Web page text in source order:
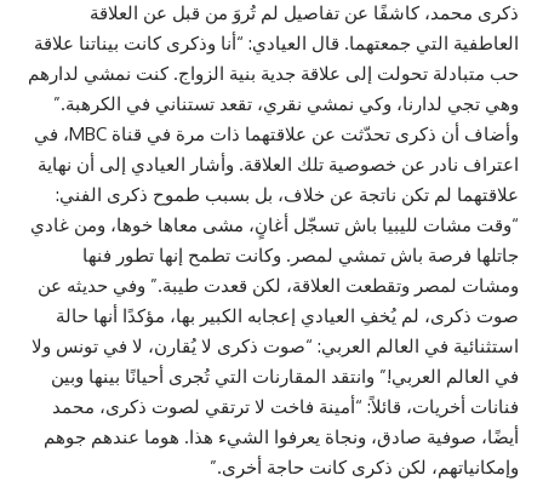
ذكرى محمد، كاشفًا عن تفاصيل لم تُروَ من قبل عن العلاقة
العاطفية التي جمعتهما. قال العيادي: “أنا وذكرى كانت بيناتنا علاقة
حب متبادلة تحولت إلى علاقة جدية بنية الزواج. كنت نمشي لدارهم
وهي تجي لدارنا، وكي نمشي نقري، تقعد تستناني في الكرهبة.”
وأضاف أن ذكرى تحدّثت عن علاقتهما ذات مرة في قناة MBC، في
اعتراف نادر عن خصوصية تلك العلاقة. وأشار العيادي إلى أن نهاية
علاقتهما لم تكن ناتجة عن خلاف، بل بسبب طموح ذكرى الفني:
“وقت مشات لليبيا باش تسجّل أغانٍ، مشى معاها خوها، ومن غادي
جاتلها فرصة باش تمشي لمصر. وكانت تطمح إنها تطور فنها
ومشات لمصر وتقطعت العلاقة، لكن قعدت طيبة.” وفي حديثه عن
صوت ذكرى، لم يُخفِ العيادي إعجابه الكبير بها، مؤكدًا أنها حالة
استثنائية في العالم العربي: “صوت ذكرى لا يُقارن، لا في تونس ولا
في العالم العربي!” وانتقد المقارنات التي تُجرى أحيانًا بينها وبين
فنانات أخريات، قائلاً: “أمينة فاخت لا ترتقي لصوت ذكرى، محمد
أيضًا، صوفية صادق، ونجاة يعرفوا الشيء هذا. هوما عندهم جوهم
وإمكانياتهم، لكن ذكرى كانت حاجة أخرى.”